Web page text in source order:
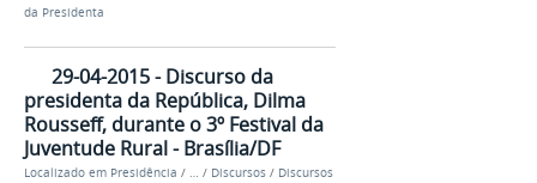
da Presidenta
29-04-2015 - Discurso da
presidenta da República, Dilma
Rousseff, durante o 3º Festival da
Juventude Rural - Brasília/DF
Localizado em Presidência / … / Discursos / Discursos